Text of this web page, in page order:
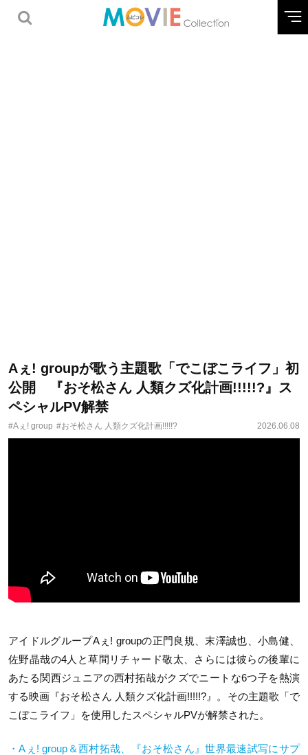
Aぇ! groupが歌う主題歌「でこぼこライフ」初
公開 『おそ松さん 人類クズ化計画!!!!!?』ス
ペシャルPV解禁
#Aぇ! group #おそ松さん 人類クズ化計画!!!!!? 2026.06.08
アイドルグループAぇ! groupの正門良規、末澤誠也、小島健、
佐野晶哉の4人と草間リチャード敬太、さらには彼らの後輩に
あたる関西ジュニアの西村拓哉がクズでニートな6つ子を熱演
する映画『おそ松さん 人類クズ化計画!!!!!?』。その主題歌「で
こぼこライフ」を使用したスペシャルPVが解禁された。
・Aぇ! group＆西村拓哉、『おそ松さん』世界最速試写にサプ